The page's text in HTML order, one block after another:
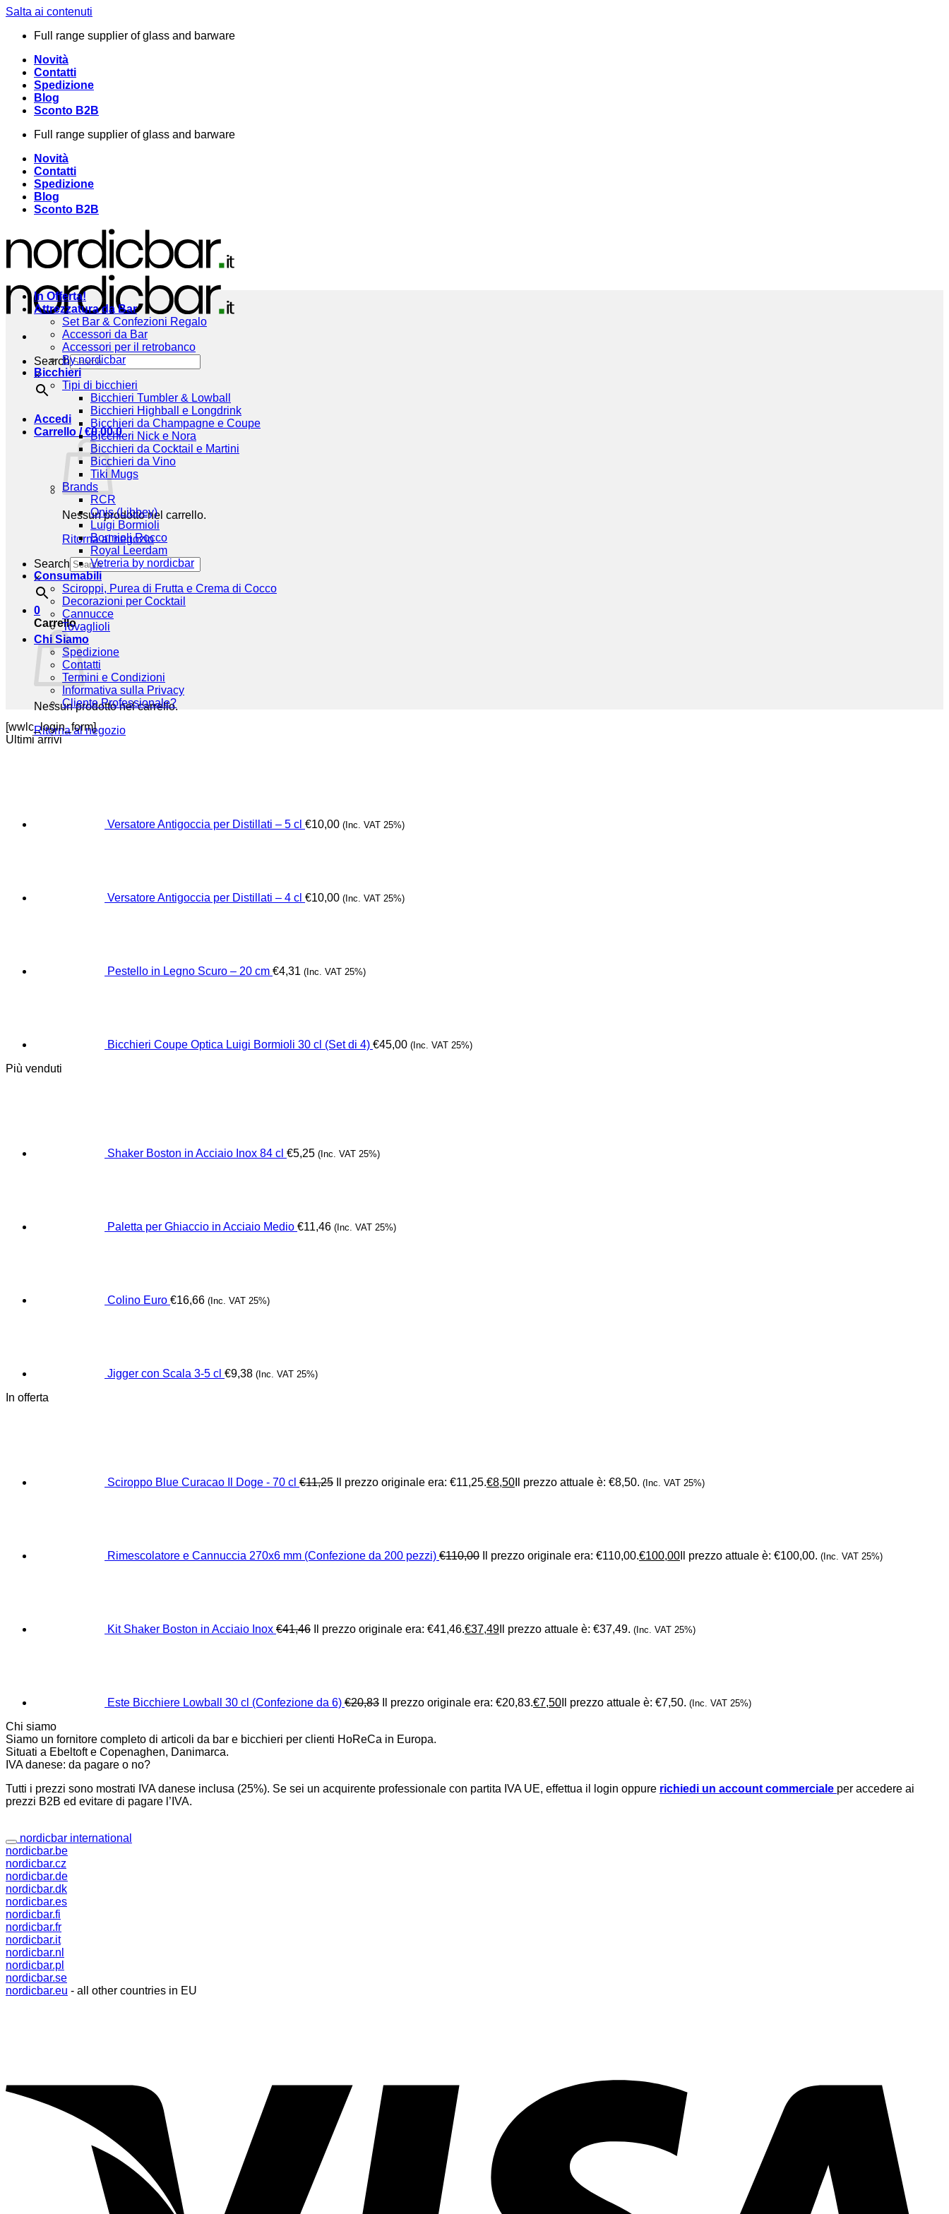
Salta ai contenuti
Full range supplier of glass and barware
Novità
Contatti
Spedizione
Blog
Sconto B2B
Full range supplier of glass and barware
Novità
Contatti
Spedizione
Blog
Sconto B2B
Search
×
Accedi
Carrello /€0,00 0
Nessun prodotto nel carrello.
Ritorna al negozio
Search
×
0
Carrello
Nessun prodotto nel carrello.
Ritorna al negozio
In Offerta!
Attrezzatura da Bar
Set Bar & Confezioni Regalo
Accessori da Bar
Accessori per il retrobanco
By nordicbar
Bicchieri
Tipi di bicchieri
Bicchieri Tumbler & Lowball
Bicchieri Highball e Longdrink
Bicchieri da Champagne e Coupe
Bicchieri Nick e Nora
Bicchieri da Cocktail e Martini
Bicchieri da Vino
Tiki Mugs
Brands
RCR
Onis (Libbey)
Luigi Bormioli
Bormioli Rocco
Royal Leerdam
Vetreria by nordicbar
Consumabili
Sciroppi, Purea di Frutta e Crema di Cocco
Decorazioni per Cocktail
Cannucce
Tovaglioli
Chi Siamo
Spedizione
Contatti
Termini e Condizioni
Informativa sulla Privacy
Cliente Professionale?
[wwlc_login_form]
Ultimi arrivi
Versatore Antigoccia per Distillati – 5 cl €10,00 (Inc. VAT 25%)
Versatore Antigoccia per Distillati – 4 cl €10,00 (Inc. VAT 25%)
Pestello in Legno Scuro – 20 cm €4,31 (Inc. VAT 25%)
Bicchieri Coupe Optica Luigi Bormioli 30 cl (Set di 4) €45,00 (Inc. VAT 25%)
Più venduti
Shaker Boston in Acciaio Inox 84 cl €5,25 (Inc. VAT 25%)
Paletta per Ghiaccio in Acciaio Medio €11,46 (Inc. VAT 25%)
Colino Euro €16,66 (Inc. VAT 25%)
Jigger con Scala 3-5 cl €9,38 (Inc. VAT 25%)
In offerta
Sciroppo Blue Curacao Il Doge - 70 cl €11,25 Il prezzo originale era: €11,25.€8,50 Il prezzo attuale è: €8,50. (Inc. VAT 25%)
Rimescolatore e Cannuccia 270x6 mm (Confezione da 200 pezzi) €110,00 Il prezzo originale era: €110,00.€100,00 Il prezzo attuale è: €100,00. (Inc. VAT 25%)
Kit Shaker Boston in Acciaio Inox €41,46 Il prezzo originale era: €41,46.€37,49 Il prezzo attuale è: €37,49. (Inc. VAT 25%)
Este Bicchiere Lowball 30 cl (Confezione da 6) €20,83 Il prezzo originale era: €20,83.€7,50 Il prezzo attuale è: €7,50. (Inc. VAT 25%)
Chi siamo
Siamo un fornitore completo di articoli da bar e bicchieri per clienti HoReCa in Europa.
Situati a Ebeltoft e Copenaghen, Danimarca.
IVA danese: da pagare o no?
Tutti i prezzi sono mostrati IVA danese inclusa (25%). Se sei un acquirente professionale con partita IVA UE, effettua il login oppure richiedi un account commerciale per accedere ai
prezzi B2B ed evitare di pagare l’IVA.
nordicbar international
nordicbar.be
nordicbar.cz
nordicbar.de
nordicbar.dk
nordicbar.es
nordicbar.fi
nordicbar.fr
nordicbar.it
nordicbar.nl
nordicbar.pl
nordicbar.se
nordicbar.eu - all other countries in EU